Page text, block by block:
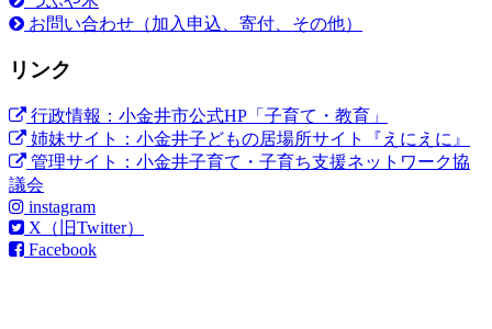
お問い合わせ（加入申込、寄付、その他）
リンク
行政情報：小金井市公式HP「子育て・教育」
姉妹サイト：小金井子どもの居場所サイト『えにえに』
管理サイト：小金井子育て・子育ち支援ネットワーク協
議会
instagram
X（旧Twitter）
Facebook